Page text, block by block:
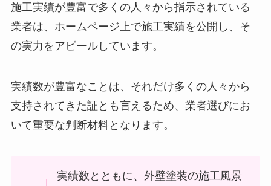
施工実績が豊富で多くの人々から指示されている
業者は、ホームページ上で施工実績を公開し、そ
の実力をアピールしています。
実績数が豊富なことは、それだけ多くの人々から
支持されてきた証とも言えるため、業者選びにお
いて重要な判断材料となります。
実績数とともに、外壁塗装の施工風景